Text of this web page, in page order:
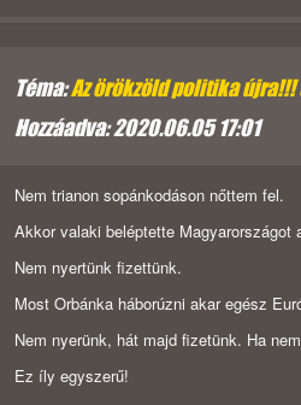
Téma:Az örökzöld politika
Hozzáadva: 2020.06.05 17:01
Nem trianon sopánkodáson nőttem fel.
Akkor valaki beléptette Magyarországot
Nem nyertünk fizettünk.
Most Orbánka háborúzni akar egész
Nem nyerünk, hát majd fizetünk. Ha
Ez íly egyszerű!